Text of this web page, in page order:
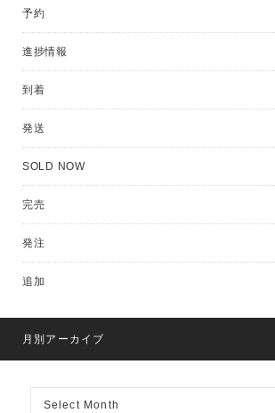
予約
進捗情報
到着
発送
SOLD NOW
完売
発注
追加
月別アーカイブ